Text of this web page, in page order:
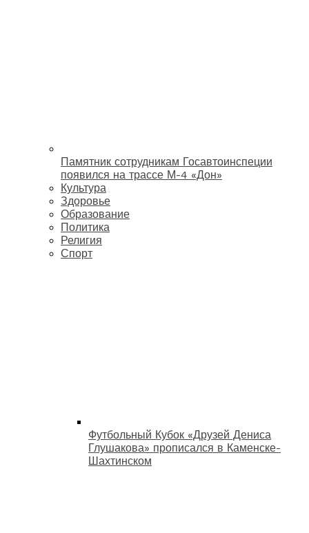
Памятник сотрудникам Госавтоинспеции
появился на трассе М-4 «Дон»
Культура
Здоровье
Образование
Политика
Религия
Спорт
Футбольный Кубок «Друзей Дениса
Глушакова» прописался в Каменске-
Шахтинском